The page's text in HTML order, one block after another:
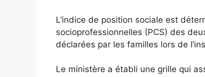
L’indice de position sociale est
socioprofessionnelles (PCS) des
déclarées par les familles lors de
Le ministère a établi une grille qui